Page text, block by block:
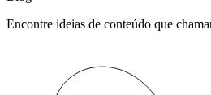
Encontre ideias de conteúdo que